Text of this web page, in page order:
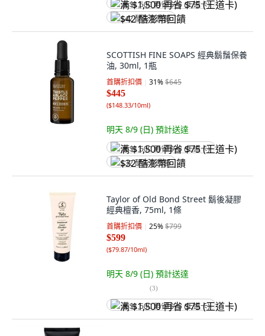
满 $1,500 再省 $75 (王道卡)
$42 酷澎幣回饋
SCOTTISH FINE SOAPS 經典鬍鬚保養
油, 30ml, 1瓶
首購折扣價 31%$645
$445
($148.33/10ml)
明天 8/9 (日) 預計送達
满 $1,500 再省 $75 (王道卡)
$32 酷澎幣回饋
Taylor of Old Bond Street 鬍後凝膠
經典檀香, 75ml, 1條
首購折扣價 25%$799
$599
($79.87/10ml)
明天 8/9 (日) 預計送達
(3)
满 $1,500 再省 $75 (王道卡)